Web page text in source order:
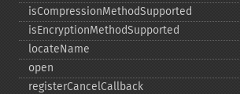
isCompressionMethodSupported
isEncryptionMethodSupported
locateName
open
registerCancelCallback